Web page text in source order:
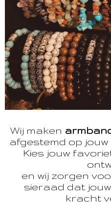
Wij maken
afgestemd op jouw
Kies jouw
en wij zorgen
sieraad dat
kracht